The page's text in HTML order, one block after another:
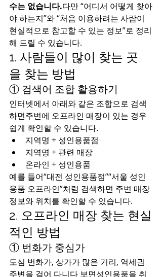
수는 없습니다.다만 “어디서 어떻게 찾아
야 하는지”와 “처음 이용하려는 사람이
현실적으로 참고할 수 있는 정보”로 정리
해 드릴 수 있습니다.
1. 사람들이 많이 찾는 곳
을 찾는 방법
① 검색어 조합 활용하기
인터넷에서 아래와 같은 조합으로 검색
하면주변에 오프라인 매장이 있는 경우
쉽게 확인할 수 있습니다.
지역명 + 성인용품점
지역명 + 관련 매장
온라인 + 성인용품
예를 들어“대전 성인용품점”“서울 성인
용품 오프라인”처럼 검색하면 주변 매장
정보와 위치를 확인할 수 있습니다.
2. 오프라인 매장 찾는 현실
적인 방법
① 번화가 중심가
도심 번화가, 상가가 많은 거리, 역세권
주변을 걸어 다니다 보면성인용품을 취